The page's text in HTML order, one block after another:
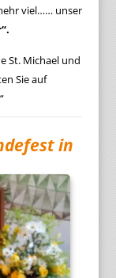
viel…… unser
St. Michael und
Sie auf
in